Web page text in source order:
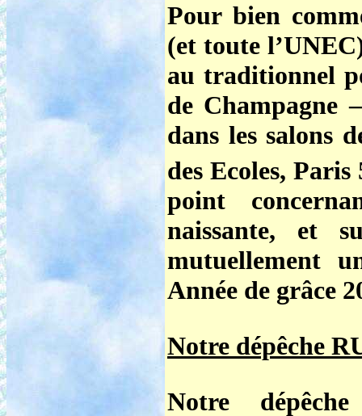
Pour bien
(et toute
au traditionnel
de Champagne
dans les salons
des Ecoles, Paris
point
naissante, et
mutuellement
Année de grâce
Notre dépêche
Notre